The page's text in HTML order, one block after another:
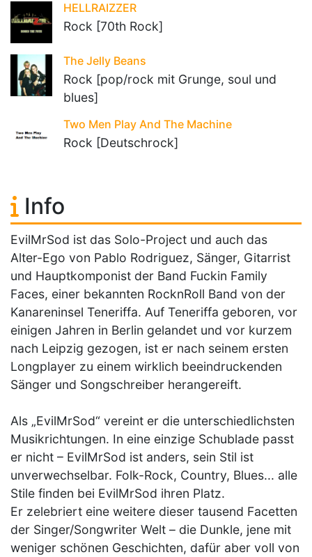
HELLRAIZZER
Rock [70th Rock]
The Jelly Beans
Rock [pop/rock mit Grunge, soul und
blues]
Two Men Play And The Machine
Rock [Deutschrock]
Info
EvilMrSod ist das Solo-Project und auch das
Alter-Ego von Pablo Rodriguez, Sänger, Gitarrist
und Hauptkomponist der Band Fuckin Family
Faces, einer bekannten RocknRoll Band von der
Kanareninsel Teneriffa. Auf Teneriffa geboren, vor
einigen Jahren in Berlin gelandet und vor kurzem
nach Leipzig gezogen, ist er nach seinem ersten
Longplayer zu einem wirklich beeindruckenden
Sänger und Songschreiber herangereift.
Als „EvilMrSod“ vereint er die unterschiedlichsten
Musikrichtungen. In eine einzige Schublade passt
er nicht – EvilMrSod ist anders, sein Stil ist
unverwechselbar. Folk-Rock, Country, Blues... alle
Stile finden bei EvilMrSod ihren Platz.
Er zelebriert eine weitere dieser tausend Facetten
der Singer/Songwriter Welt – die Dunkle, jene mit
weniger schönen Geschichten, dafür aber voll von